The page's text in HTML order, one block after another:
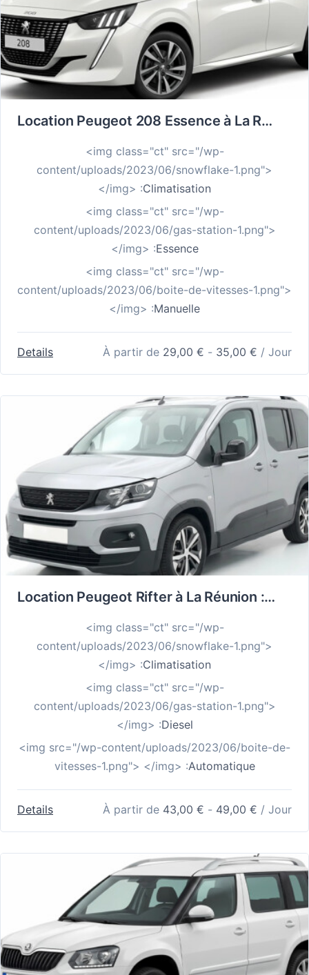
Location Peugeot 208 Essence à La Réunion : Style, légèreté et liberté sur toutes les routes
<img class="ct" src="/wp-
content/uploads/2023/06/snowflake-1.png">
</img> :Climatisation
<img class="ct" src="/wp-
content/uploads/2023/06/gas-station-1.png">
</img> :Essence
<img class="ct" src="/wp-
content/uploads/2023/06/boite-de-vitesses-1.png">
</img> :Manuelle
Details À partir de 29,00 € - 35,00 € / Jour
Location Peugeot Rifter à La Réunion : Votre Salon Mobile pour Explorer l’Île en Famille
<img class="ct" src="/wp-
content/uploads/2023/06/snowflake-1.png">
</img> :Climatisation
<img class="ct" src="/wp-
content/uploads/2023/06/gas-station-1.png">
</img> :Diesel
<img src="/wp-content/uploads/2023/06/boite-de-
vitesses-1.png"> </img> :Automatique
Details À partir de 43,00 € - 49,00 € / Jour